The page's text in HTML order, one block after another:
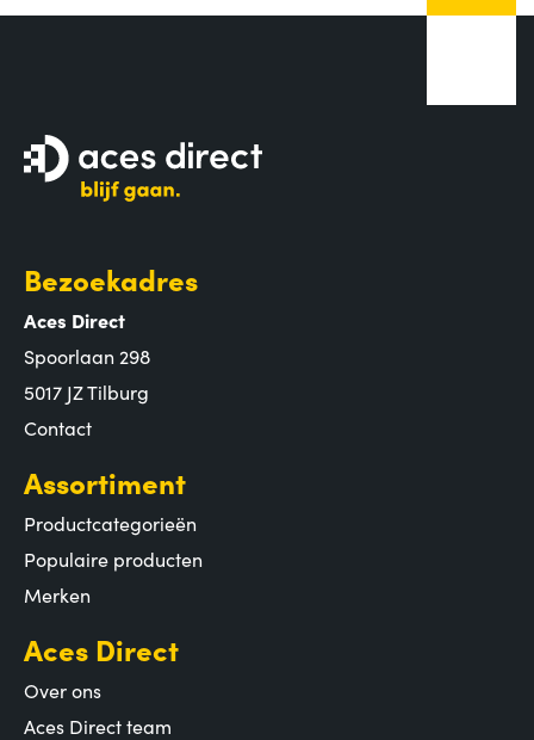
Bezoekadres
Aces Direct
Spoorlaan 298
5017 JZ Tilburg
Contact
Assortiment
Productcategorieën
Populaire producten
Merken
Aces Direct
Over ons
Aces Direct team